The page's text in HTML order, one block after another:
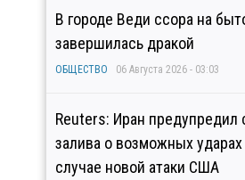
В городе Веди ссора на
завершилась дракой
ОБЩЕСТВО 06 Августа 2026 - 03:03
Reuters: Иран предупредил
залива о возможных
случае новой атаки США